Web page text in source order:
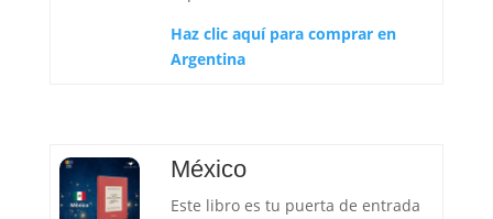
Haz clic aquí para comprar en
Argentina
México
Este libro es tu puerta de entrada